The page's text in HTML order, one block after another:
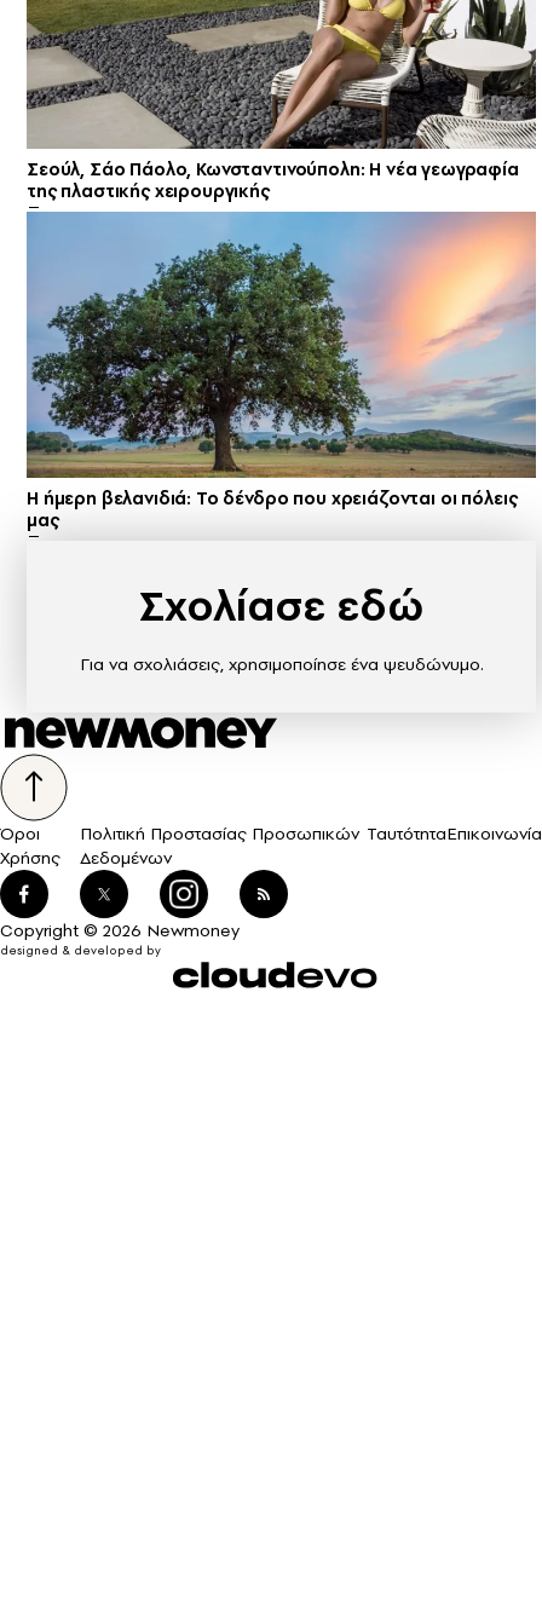
Σεούλ, Σάο Πάολο, Κωνσταντινούπολη: Η νέα γεωγραφία
της πλαστικής χειρουργικής
Η ήμερη βελανιδιά: Το δένδρο που χρειάζονται οι πόλεις
μας
Σχολίασε εδώ
Για να σχολιάσεις, χρησιμοποίησε ένα ψευδώνυμο.
Όροι
Χρήσης
Πολιτική Προστασίας Προσωπικών
Δεδομένων
ΤαυτότηταΕπικοινωνία
Copyright © 2026 Newmoney
designed & developed by